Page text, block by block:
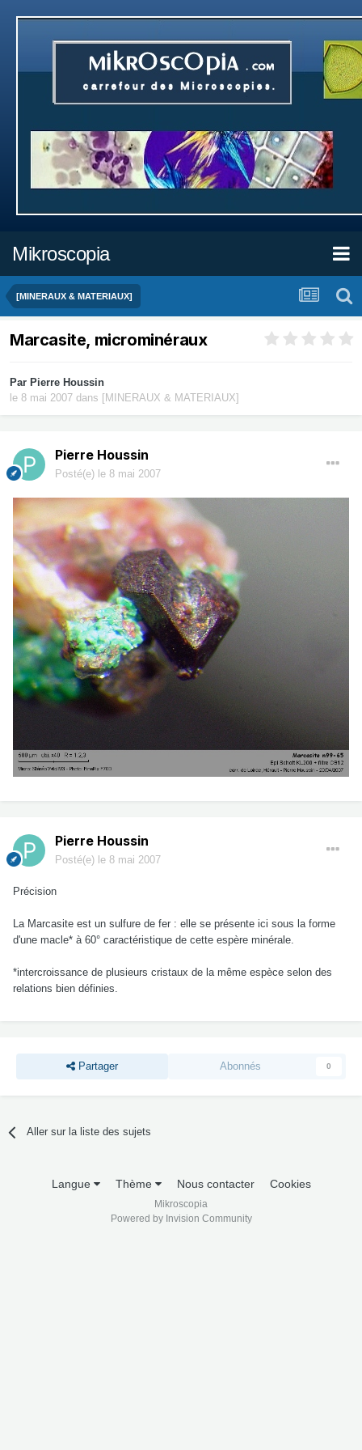
Mikroscopia
[MINERAUX & MATERIAUX]
Marcasite, microminéraux
Par Pierre Houssin
le 8 mai 2007 dans [MINERAUX & MATERIAUX]
Pierre Houssin
Posté(e) le 8 mai 2007
Pierre Houssin
Posté(e) le 8 mai 2007
Précision
La Marcasite est un sulfure de fer : elle se présente ici sous la forme
d'une macle* à 60° caractéristique de cette espère minérale.
*intercroissance de plusieurs cristaux de la même espèce selon des
relations bien définies.
Partager Abonnés 0
Aller sur la liste des sujets
Langue Thème Nous contacter Cookies
Mikroscopia
Powered by Invision Community